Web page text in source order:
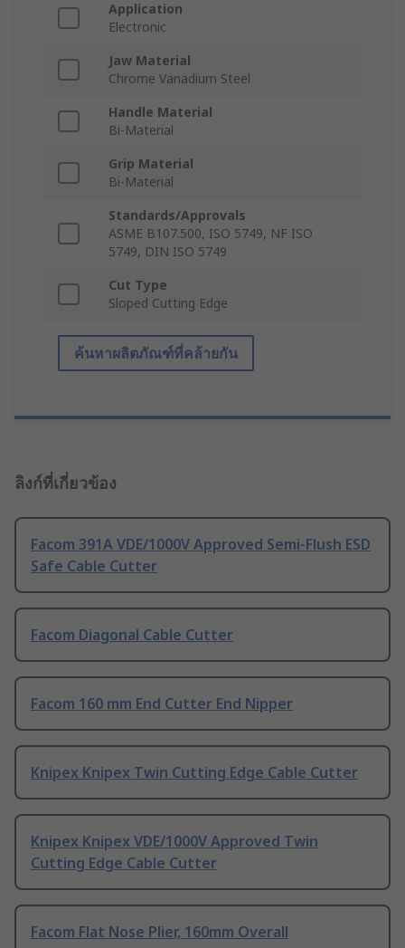
Application
Electronic
Jaw Material
Chrome Vanadium Steel
Handle Material
Bi-Material
Grip Material
Bi-Material
Standards/Approvals
ASME B107.500, ISO 5749, NF ISO
5749, DIN ISO 5749
Cut Type
Sloped Cutting Edge
ค้นหาผลิตภัณฑ์ที่คล้ายกัน
ลิงก์ที่เกี่ยวข้อง
Facom 391A VDE/1000V Approved Semi-Flush ESD
Safe Cable Cutter
Facom Diagonal Cable Cutter
Facom 160 mm End Cutter End Nipper
Knipex Knipex Twin Cutting Edge Cable Cutter
Knipex Knipex VDE/1000V Approved Twin
Cutting Edge Cable Cutter
Facom Flat Nose Plier, 160mm Overall